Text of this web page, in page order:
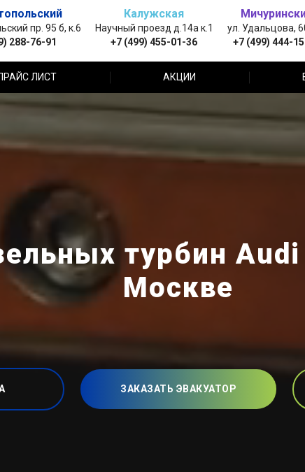
пр. 95 б, к.6
288-76-91
Калужская
Научный проезд д.14а к.1
+7 (499) 455-01-36
ул. Удальцова,
+7 (499) 444-
ЛИСТ АКЦИИ
турбин
Москве
ЗАКАЗАТЬ ЭВАКУАТОР